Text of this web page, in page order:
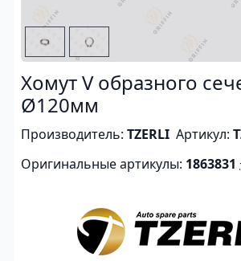
Хомут V образного
Ø120мм
Производитель: TZERLI Артикул:
Оригинальные артикулы: 1863831